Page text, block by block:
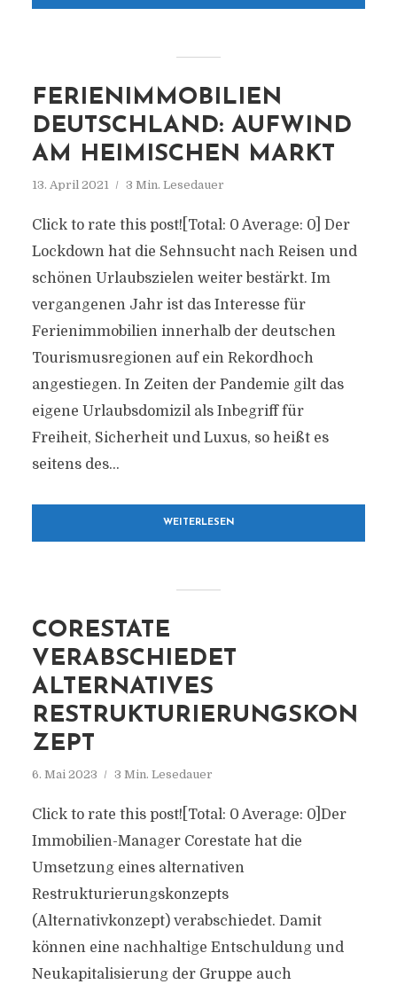
FERIENIMMOBILIEN
DEUTSCHLAND: AUFWIND
AM HEIMISCHEN MARKT
13. April 2021 3 Min. Lesedauer
Click to rate this post![Total: 0 Average: 0] Der
Lockdown hat die Sehnsucht nach Reisen und
schönen Urlaubszielen weiter bestärkt. Im
vergangenen Jahr ist das Interesse für
Ferienimmobilien innerhalb der deutschen
Tourismusregionen auf ein Rekordhoch
angestiegen. In Zeiten der Pandemie gilt das
eigene Urlaubsdomizil als Inbegriff für
Freiheit, Sicherheit und Luxus, so heißt es
seitens des...
WEITERLESEN
CORESTATE
VERABSCHIEDET
ALTERNATIVES
RESTRUKTURIERUNGSKON
ZEPT
6. Mai 2023 3 Min. Lesedauer
Click to rate this post![Total: 0 Average: 0]Der
Immobilien-Manager Corestate hat die
Umsetzung eines alternativen
Restrukturierungskonzepts
(Alternativkonzept) verabschiedet. Damit
können eine nachhaltige Entschuldung und
Neukapitalisierung der Gruppe auch